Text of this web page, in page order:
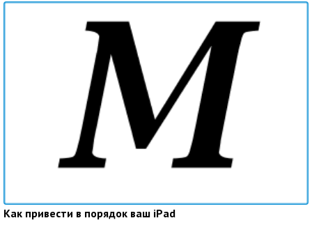
Как привести в порядок ваш iPad